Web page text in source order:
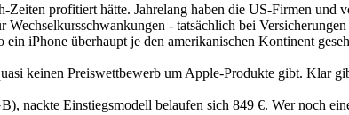
Zeiten profitiert hätte. Jahrelang haben die US-Firmen und
- tatsächlich bei
iPhone überhaupt je den amerikanischen Kontinent
keinen Preiswettbewerb um Apple-Produkte gibt. Klar
nackte Einstiegsmodell belaufen sich 849 €. Wer noch